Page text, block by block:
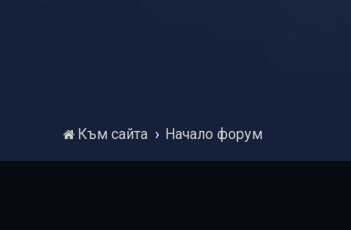
Към сайта Начало форум